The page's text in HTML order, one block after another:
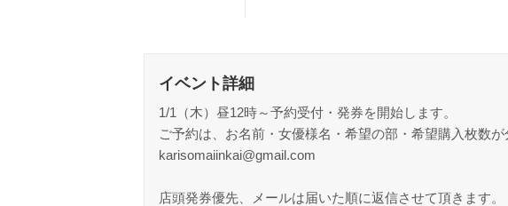
イベント詳細
1/1（木）昼12時～予約受付・発券を開始します。
ご予約は、お名前・女優様名・希望の部・希望購入枚数
karisomaiinkai@gmail.com
店頭発券優先、メールは届いた順に返信させて頂きます。